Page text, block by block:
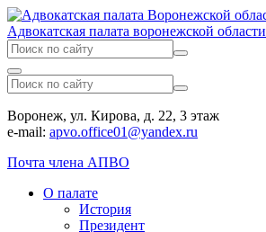
Адвокатская палата воронежской области
Воронеж, ул. Кирова, д. 22, 3 этаж
e-mail: apvo.office01@yandex.ru
Почта члена АПВО
О палате
История
Президент